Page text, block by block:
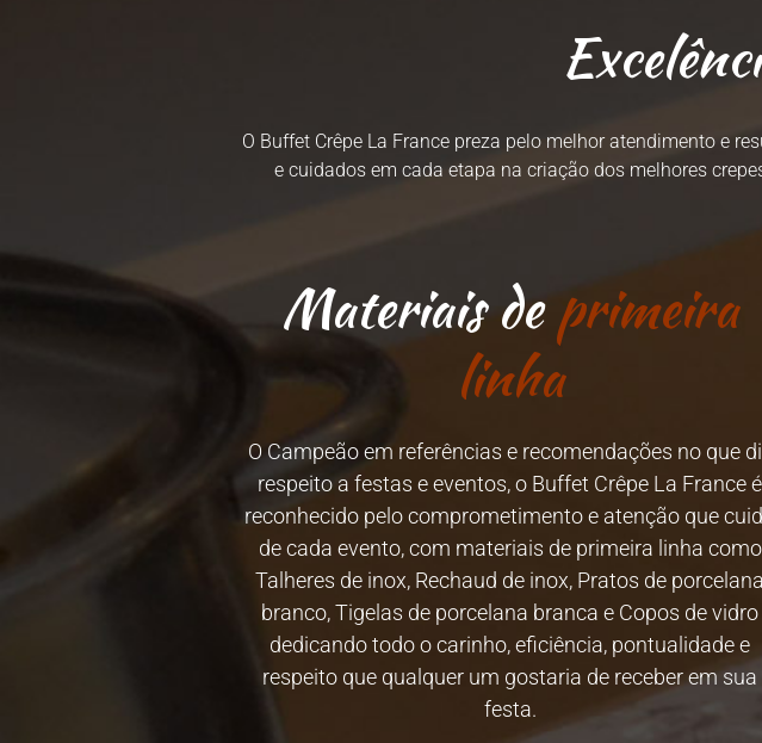
O Buffet Crêpe La France preza pelo melhor atendimento e
e cuidados em cada etapa na criação dos melhores
Materiais deprimeira
linha
O Campeão em referências e recomendações no que
respeito a festas e eventos, o Buffet Crêpe La France é
reconhecido pelo comprometimento e atenção que
de cada evento, com materiais de primeira linha como
Talheres de inox, Rechaud de inox, Pratos de porcelana
branco, Tigelas de porcelana branca e Copos de vidro
dedicando todo o carinho, eficiência, pontualidade e
respeito que qualquer um gostaria de receber em sua
festa.